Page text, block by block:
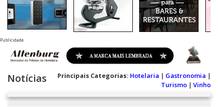
Publicidade
Notícias Principais Categorias: Hotelaria | Gastronomia |
Turismo | Vinho